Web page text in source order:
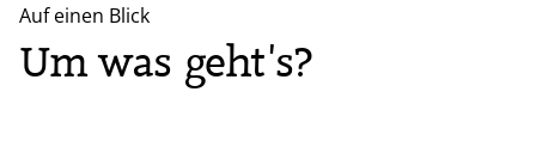
Auf einen Blick
Um was geht's?